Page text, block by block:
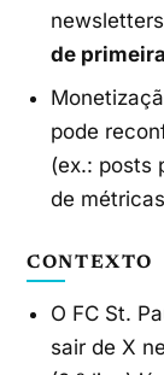
de
pode
(ex.: posts
de
CONTEXTO
O FC St.
sair de X